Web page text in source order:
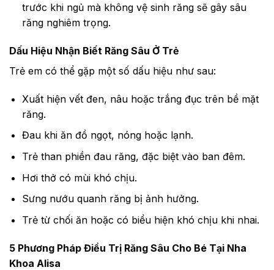
trước khi ngủ mà không vệ sinh răng sẽ gây sâu
răng nghiêm trọng.
Dấu Hiệu Nhận Biết Răng Sâu Ở Trẻ
Trẻ em có thể gặp một số dấu hiệu như sau:
Xuất hiện vết đen, nâu hoặc trắng đục trên bề mặt
răng.
Đau khi ăn đồ ngọt, nóng hoặc lạnh.
Trẻ than phiền đau răng, đặc biệt vào ban đêm.
Hơi thở có mùi khó chịu.
Sưng nướu quanh răng bị ảnh hưởng.
Trẻ từ chối ăn hoặc có biểu hiện khó chịu khi nhai.
5 Phương Pháp Điều Trị Răng Sâu Cho Bé Tại Nha
Khoa Alisa